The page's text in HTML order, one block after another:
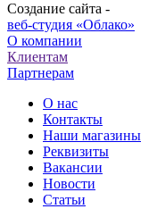
Создание сайта -
веб-студия «Облако»
О компании
Клиентам
Партнерам
О нас
Контакты
Наши магазины
Реквизиты
Вакансии
Новости
Статьи